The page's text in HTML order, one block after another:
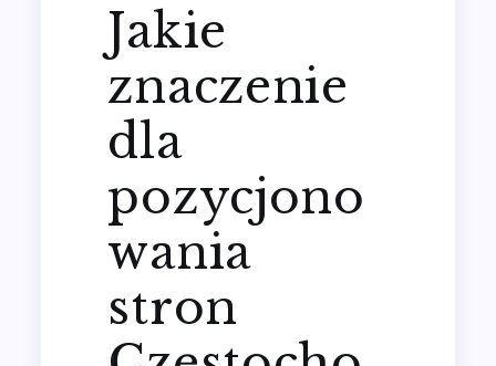
Jakie
znaczenie
dla
pozycjono
wania
stron